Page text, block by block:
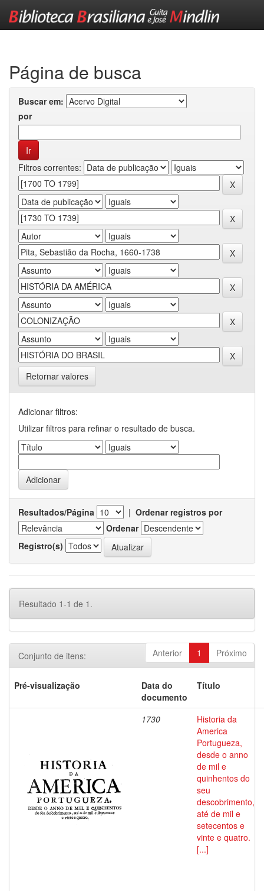
Página de busca
Buscar em:
por
Filtros correntes:
Retornar valores
Adicionar filtros:
Utilizar filtros para refinar o resultado de busca.
Resultados/Página | Ordenar registros por
Ordenar
Registro(s)
Resultado 1-1 de 1.
Anterior 1 Próximo
Conjunto de itens:
Pré-visualização
Data do
documento
Título
1730
Historia da
America
Portugueza,
desde o anno
de mil e
quinhentos do
seu
descobrimento,
até de mil e
setecentos e
vinte e quatro.
[...]